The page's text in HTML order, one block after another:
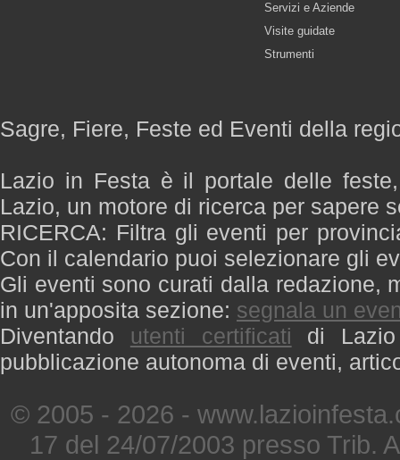
Servizi e Aziende
Visite guidate
Strumenti
Sagre, Fiere, Feste ed Eventi della
Lazio in Festa è il portale delle
Lazio, un motore di ricerca per sapere
RICERCA: Filtra gli eventi per
Con il calendario puoi selezionare gli
Gli eventi sono curati dalla redazione,
in un'apposita sezione: segnala un
Diventando utenti certificati di
pubblicazione autonoma di eventi,
© 2005 - 2026 -
17 del 24/07/2003 presso Trib.